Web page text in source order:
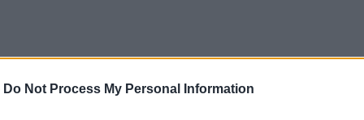
Do Not Process My Personal Information